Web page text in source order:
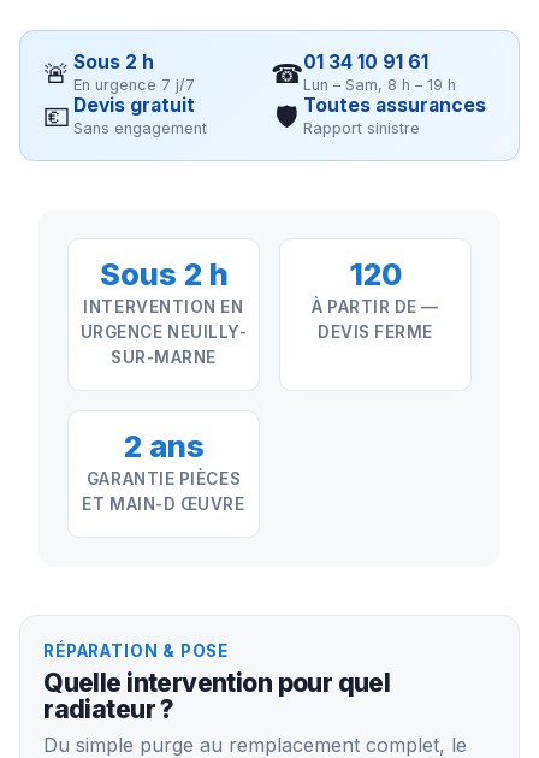
🚨 Sous 2 h
En urgence 7 j/7 ☎01 34 10 91 61
Lun – Sam, 8 h – 19 h
💶 Devis gratuit
Sans engagement 🛡 Toutes assurances
Rapport sinistre
Sous 2 h
INTERVENTION EN
URGENCE NEUILLY-
SUR-MARNE
120
À PARTIR DE —
DEVIS FERME
2 ans
GARANTIE PIÈCES
ET MAIN-D ŒUVRE
RÉPARATION & POSE
Quelle intervention pour quel
radiateur ?
Du simple purge au remplacement complet, le